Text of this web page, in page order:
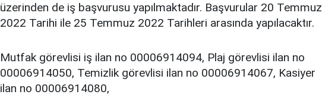
üzerinden de iş başvurusu yapılmaktadır. Başvurular 20 Temmuz
2022 Tarihi ile 25 Temmuz 2022 Tarihleri arasında yapılacaktır.
Mutfak görevlisi iş ilan no 00006914094, Plaj görevlisi ilan no
00006914050, Temizlik görevlisi ilan no 00006914067, Kasiyer
ilan no 00006914080,